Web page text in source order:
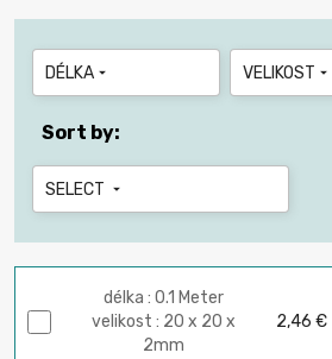
DÉLKA  VELIKOST 
Sort by:
SELECT 
délka : 0.1 Meter
velikost : 20 x 20 x
2mm
2,46 €